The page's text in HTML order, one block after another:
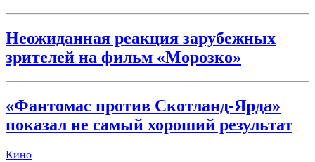
Неожиданная реакция зарубежных
зрителей на фильм «Морозко»
«Фантомас против Скотланд-Ярда»
показал не самый хороший результат
Кино